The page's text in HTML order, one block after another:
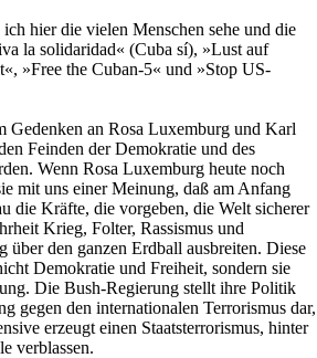
hier die vielen Menschen sehe und die
la solidaridad« (Cuba sí), »Lust auf
»Free the Cuban-5« und »Stop US-
Gedenken an Rosa Luxemburg und Karl
Feinden der Demokratie und des
Wenn Rosa Luxemburg heute noch
mit uns einer Meinung, daß am Anfang
die Kräfte, die vorgeben, die Welt sicherer
Krieg, Folter, Rassismus und
über den ganzen Erdball ausbreiten. Diese
Demokratie und Freiheit, sondern sie
Die Bush-Regierung stellt ihre Politik
gegen den internationalen Terrorismus dar,
erzeugt einen Staatsterrorismus, hinter
verblassen.